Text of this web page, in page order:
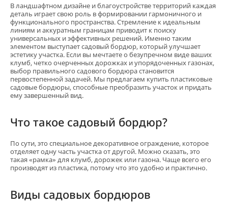
Кора сосны Стандарт
нефракционная, 60 л
5 6 отзывов
560 ₽
В ландшафтном дизайне и благоустройстве территорий каждая
деталь играет свою роль в формировании гармоничного и
функционального пространства. Стремление к идеальным
линиям и аккуратным границам приводит к поиску
универсальных и эффективных решений. Именно таким
элементом выступает садовый бордюр, который улучшает
эстетику участка. Если вы мечтаете о безупречном виде ваших
клумб, четко очерченных дорожках и упорядоченных газонах,
выбор правильного садового бордюра становится
первостепенной задачей. Мы предлагаем купить пластиковые
садовые бордюры, способные преобразить участок и придать
ему завершенный вид.
Что такое садовый бордюр?
По сути, это специальное декоративное ограждение, которое
отделяет одну часть участка от другой. Можно сказать, это
такая «рамка» для клумб, дорожек или газона. Чаще всего его
производят из пластика, потому что это удобно и практично.
Виды садовых бордюров